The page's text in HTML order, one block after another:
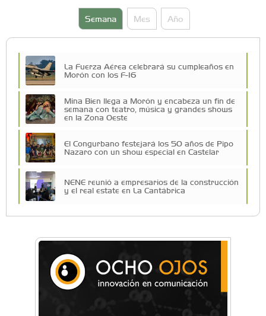
Semana Mes Año
La Fuerza Aérea celebrará su cumpleaños en
Morón con los F-16
Mina Bien llega a Morón y encabeza un fin de
semana con teatro, música y grandes shows
en la Zona Oeste
El Congurbano festejará los 50 años de Pipo
Nazaro con un show especial en Castelar
NENE reunió a empresarios de la construcción
y el real estate en La Cantábrica
Una compañía teatral de Castelar competirá
por el Premio FEBA Cultura